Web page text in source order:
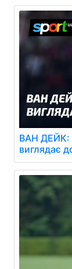
ВАН ДЕЙК:
виглядає